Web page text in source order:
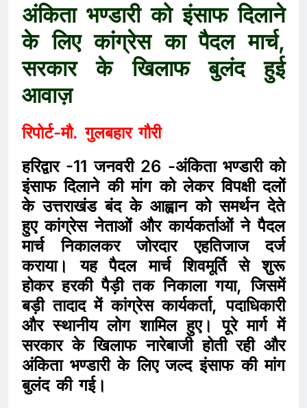
अंकिता भण्डारी को इंसाफ दिलाने
के लिए कांग्रेस का पैदल मार्च,
सरकार के खिलाफ बुलंद हुई
आवाज़
रिपोर्ट-मौ. गुलबहार गौरी
हरिद्वार -11 जनवरी 26 -अंकिता भण्डारी को
इंसाफ दिलाने की मांग को लेकर विपक्षी दलों
के उत्तराखंड बंद के आह्वान को समर्थन देते
हुए कांग्रेस नेताओं और कार्यकर्ताओं ने पैदल
मार्च निकालकर जोरदार एहतिजाज दर्ज
कराया। यह पैदल मार्च शिवमूर्ति से शुरू
होकर हरकी पैड़ी तक निकाला गया, जिसमें
बड़ी तादाद में कांग्रेस कार्यकर्ता, पदाधिकारी
और स्थानीय लोग शामिल हुए। पूरे मार्ग में
सरकार के खिलाफ नारेबाजी होती रही और
अंकिता भण्डारी के लिए जल्द इंसाफ की मांग
बुलंद की गई।